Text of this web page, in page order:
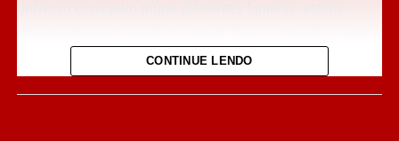
influenciam diretamente a experiência de consumo.
CONTINUE LENDO